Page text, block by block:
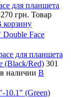
для планшета
270 грн. Товар
корзину
Double Face
для планшета
(Black/Red) 301
наличии В
10.1" (Green)